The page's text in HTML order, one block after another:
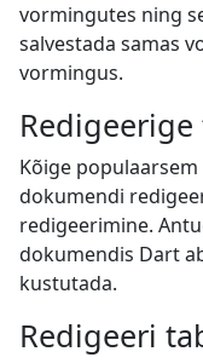
vormingutes ning
salvestada samas
vormingus.
Kõige
dokumendi
redigeerimine.
dokumendis Dart
kustutada.
Redigeeri